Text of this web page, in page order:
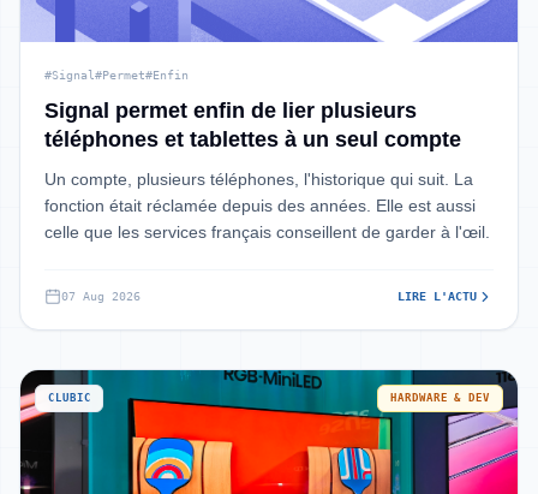
#Signal #Permet#Enfin
Signal permet enfin de lier plusieurs
téléphones et tablettes à un seul compte
Un compte, plusieurs téléphones, l'historique qui suit. La
fonction était réclamée depuis des années. Elle est aussi
celle que les services français conseillent de garder à l'œil.
07 Aug 2026 LIRE L'ACTU
CLUBIC HARDWARE & DEV